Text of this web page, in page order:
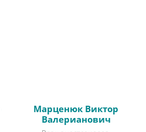
Марценюк Виктор
Валерианович